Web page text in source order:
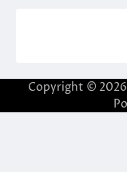
Copyright © 2026